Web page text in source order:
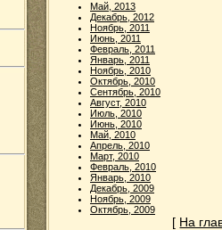
Май, 2013
Декабрь, 2012
Ноябрь, 2011
Июнь, 2011
Февраль, 2011
Январь, 2011
Ноябрь, 2010
Октябрь, 2010
Сентябрь, 2010
Август, 2010
Июль, 2010
Июнь, 2010
Май, 2010
Апрель, 2010
Март, 2010
Февраль, 2010
Январь, 2010
Декабрь, 2009
Ноябрь, 2009
Октябрь, 2009
[ На